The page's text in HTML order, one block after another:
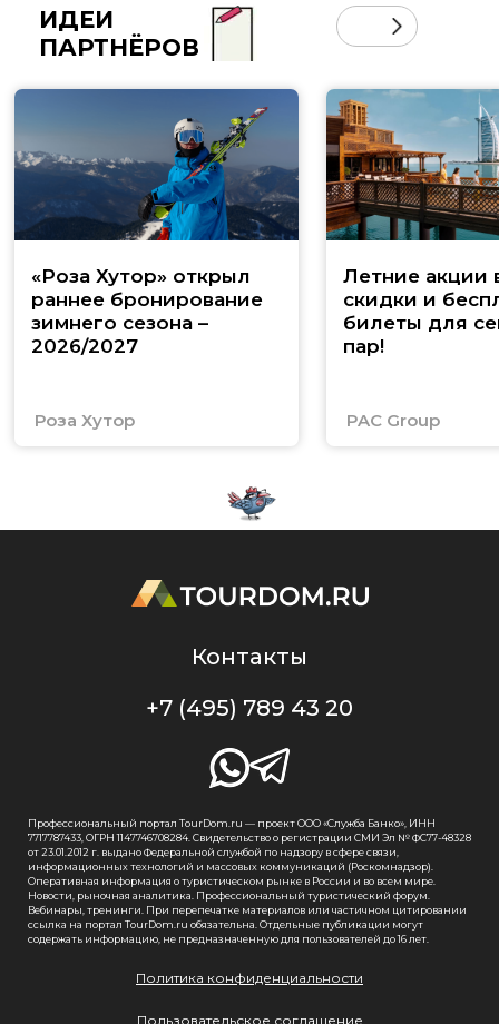
ИДЕИ
ПАРТНЁРОВ
«Роза Хутор» открыл
раннее бронирование
зимнего сезона –
2026/2027
Роза Хутор
Летние акции
скидки и
билеты для
пар!
PAC Group
Контакты
+7 (495) 789 43 20
Профессиональный портал TourDom.ru — проект ООО «Служба Банко», ИНН
7717787433, ОГРН 1147746708284. Свидетельство о регистрации СМИ Эл № ФС77-48328
от 23.01.2012 г. выдано Федеральной службой по надзору в сфере связи,
информационных технологий и массовых коммуникаций (Роскомнадзор).
Оперативная информация о туристическом рынке в России и во всем мире.
Новости, рыночная аналитика. Профессиональный туристический форум.
Вебинары, тренинги. При перепечатке материалов или частичном цитировании
ссылка на портал TourDom.ru обязательна. Отдельные публикации могут
содержать информацию, не предназначенную для пользователей до 16 лет.
Политика конфиденциальности
Пользовательское соглашение